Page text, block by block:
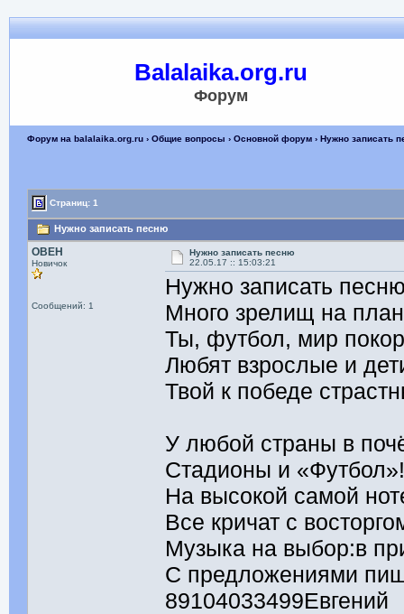
Balalaika.org.ru
Форум
Форум на balalaika.org.ru› Общие вопросы › Основной форум› Нужно записать
Страниц: 1
Нужно записать песню
ОВЕН
Новичок
Сообщений: 1
Нужно записать песню
22.05.17 :: 15:03:21
Нужно записать
Много зрелищ на
Ты, футбол, мир
Любят взрослые и
Твой к победе
У любой страны в
Стадионы и
На высокой самой
Все кричат с
Музыка на выбор:в
С предложениями
89104033499Евгений